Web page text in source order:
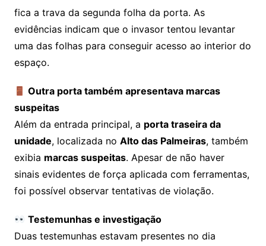
fica a trava da segunda folha da porta. As
evidências indicam que o invasor tentou levantar
uma das folhas para conseguir acesso ao interior do
espaço.
Outra porta também apresentava marcas
suspeitas
Além da entrada principal, a porta traseira da
unidade, localizada no Alto das Palmeiras, também
exibia marcas suspeitas. Apesar de não haver
sinais evidentes de força aplicada com ferramentas,
foi possível observar tentativas de violação.
Testemunhas e investigação
Duas testemunhas estavam presentes no dia